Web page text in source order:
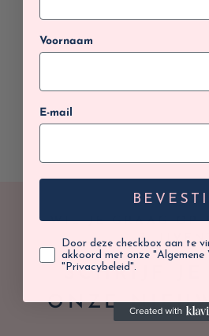
WIL JE GRAAG OP
SCHRIJF
ONZE
Voornaam
E-mail
Door deze checkbox aan te
akkoord met onze "Algemene
"Privacybeleid".